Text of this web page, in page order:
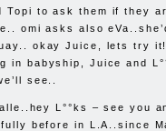
Topi to ask them if they
omi asks also
okay Juice, lets try
in babyship, Juice and
see..
L°°ks – see you
before in L.A..since